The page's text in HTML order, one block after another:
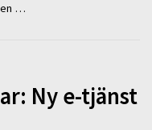
en …
Ny e-tjänst